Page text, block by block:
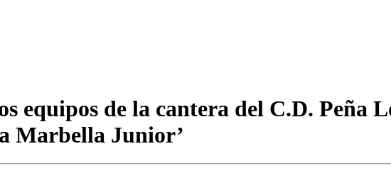
equipos de la cantera del C.D. Peña
Marbella Junior’